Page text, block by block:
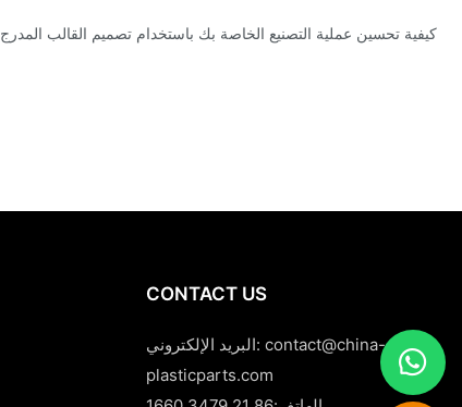
كيفية تحسين عملية التصنيع الخاصة بك باستخدام تصميم القالب المدرج
CONTACT US
البريد الإلكتروني:contact@china-
plasticparts.com